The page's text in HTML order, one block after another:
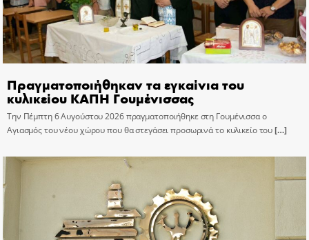
Πραγματοποιήθηκαν τα εγκαίνια του
κυλικείου ΚΑΠΗ Γουμένισσας
Την Πέμπτη 6 Αυγούστου 2026 πραγματοποιήθηκε στη Γουμένισσα ο
Αγιασμός του νέου χώρου που θα στεγάσει προσωρινά το κυλικείο του[…]